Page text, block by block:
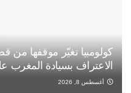
كولومبيا تغيّر موقفها من
الاعتراف بسيادة المغرب
أغسطس 8, 2026